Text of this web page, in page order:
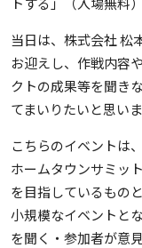
トする」（入場無料）
当日は、株式会社 松
お迎えし、作戦内容
クトの成果等を聞き
てまいりたいと思いま
こちらのイベントは
ホームタウンサミッ
を目指しているもの
小規模なイベントと
を聞く・参加者が意